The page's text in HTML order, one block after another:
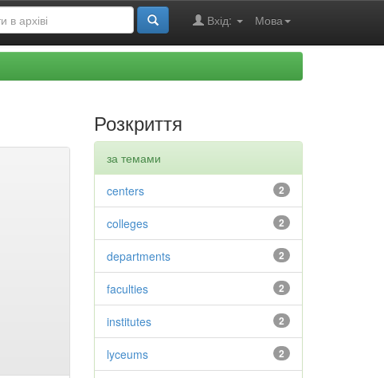
Мова
Вхід:
Розкриття
за темами
2
centers
2
colleges
2
departments
2
faculties
2
institutes
2
lyceums